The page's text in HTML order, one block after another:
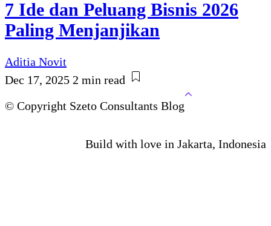
7 Ide dan Peluang Bisnis 2026
Paling Menjanjikan
Aditia Novit
Dec 17, 2025 2 min read
© Copyright Szeto Consultants Blog
Build with love in Jakarta, Indonesia